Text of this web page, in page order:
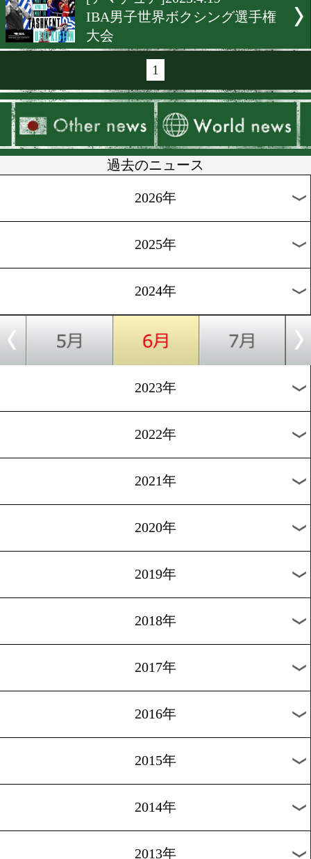
岡澤セオンが金メダル! 原
五輪切符獲得
[ 杭州アジア大会]2023.10.4
「今世紀最高成績」男子代
快進撃!
[杭州アジア大会]2023.9.28
パリ五輪を狙う日本勢が奮
[会見]2023.9.20
めざせ! パリ五輪2024
[アマチュア]2023.4.19
IBA男子世界ボクシング選
大会
過去のニュース
2026年
2025年
2024年
2023年
2022年